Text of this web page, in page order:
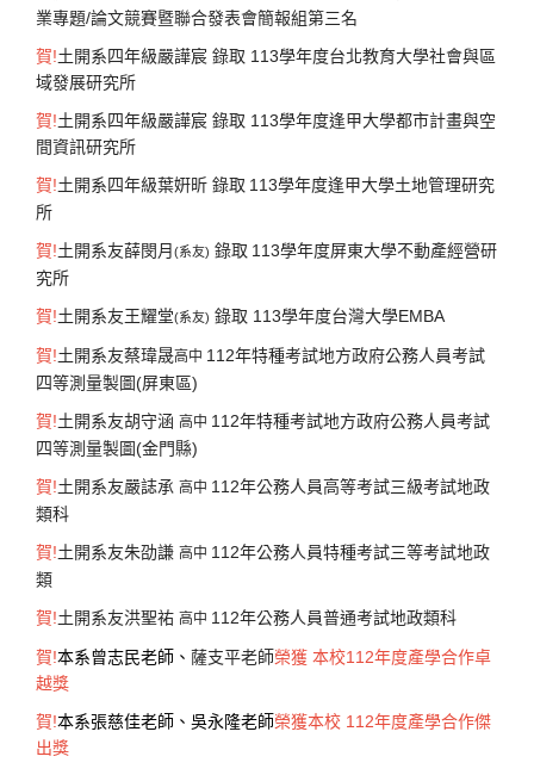
業專題/論文競賽暨聯合發表會簡報組第三名
賀!土開系四年級嚴譁宸 錄取 113學年度台北教育大學社會與區
域發展研究所
賀!土開系四年級嚴譁宸 錄取 113學年度逢甲大學都市計畫與空
間資訊研究所
賀!土開系四年級葉姸昕錄取 113學年度逢甲大學土地管理研究
所
賀!土開系友薛閔月 (系友) 錄取 113學年度屏東大學不動產經營研
究所
賀!土開系友王耀堂(系友) 錄取 113學年度台灣大學EMBA
賀!土開系友蔡瑋晟高中 112年特種考試地方政府公務人員考試
四等測量製圖(屏東區)
賀!土開系友胡守涵 高中 112年特種考試地方政府公務人員考試
四等測量製圖(金門縣)
賀!土開系友嚴誌承 高中 112年公務人員高等考試三級考試地政
類科
賀!土開系友朱劭謙 高中 112年公務人員特種考試三等考試地政
類
賀!土開系友洪聖祐 高中 112年公務人員普通考試地政類科
賀!本系曾志民老師、 薩支平老師榮獲 本校112年度產學合作卓
越獎
賀!本系張慈佳老師、吳永隆老師榮獲本校 112年度產學合作傑
出獎